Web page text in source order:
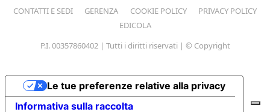
CONTATTI E SEDI GERENZA COOKIE POLICY
PRIVACY POLICY
EDICOLA
P.I. 00357860402 | Tutti i diritti riservati | © Copyright
Informativa sulla raccolta
Le tue preferenze relative alla privacy